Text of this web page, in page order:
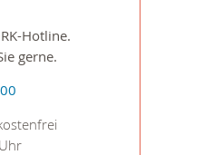
Hotline.
gerne.